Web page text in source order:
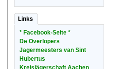
Links
* Facebook-Seite *
De Overlopers
Jagermeesters van Sint
Hubertus
Kreisjägerschaft Aachen